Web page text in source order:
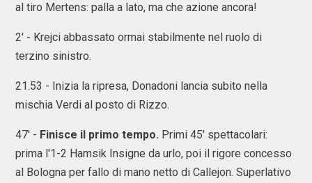
al tiro Mertens: palla a lato, ma che azione ancora!
2' - Krejci abbassato ormai stabilmente nel ruolo di
terzino sinistro.
21.53 - Inizia la ripresa, Donadoni lancia subito nella
mischia Verdi al posto di Rizzo.
47' - Finisce il primo tempo. Primi 45' spettacolari:
prima l'1-2 Hamsik Insigne da urlo, poi il rigore concesso
al Bologna per fallo di mano netto di Callejon. Superlativo